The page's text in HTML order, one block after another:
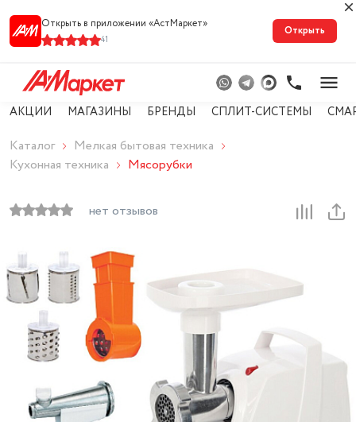
Открыть в приложении «АстМарке‪т‬»
41
Открыть
АКЦИИ МАГАЗИНЫ БРЕНДЫ СПЛИТ-СИСТЕМЫ
Каталог
Мелкая бытовая техника
Кухонная техника
Мясорубки
нет отзывов